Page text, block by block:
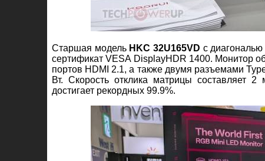
Старшая модель HKC 32U165VD с
сертификат VESA DisplayHDR 1400. Монитор
портов HDMI 2.1, а также двумя разъемами
Вт. Скорость отклика матрицы составляет
достигает рекордных 99.9%.